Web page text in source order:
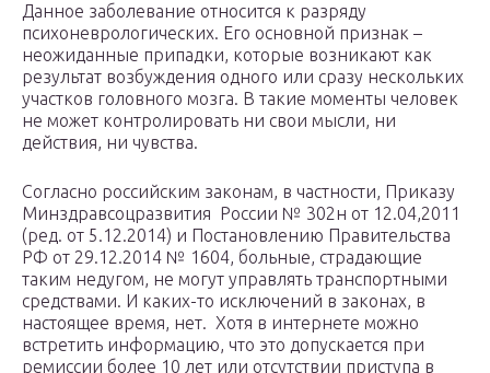
Данное заболевание относится к разряду
психоневрологических. Его основной признак –
неожиданные припадки, которые возникают как
результат возбуждения одного или сразу нескольких
участков головного мозга. В такие моменты человек
не может контролировать ни свои мысли, ни
действия, ни чувства.
Согласно российским законам, в частности, Приказу
Минздравсоцразвития России № 302н от 12.04,2011
(ред. от 5.12.2014) и Постановлению Правительства
РФ от 29.12.2014 № 1604, больные, страдающие
таким недугом, не могут управлять транспортными
средствами. И каких-то исключений в законах, в
настоящее время, нет. Хотя в интернете можно
встретить информацию, что это допускается при
ремиссии более 10 лет или отсутствии приступа в